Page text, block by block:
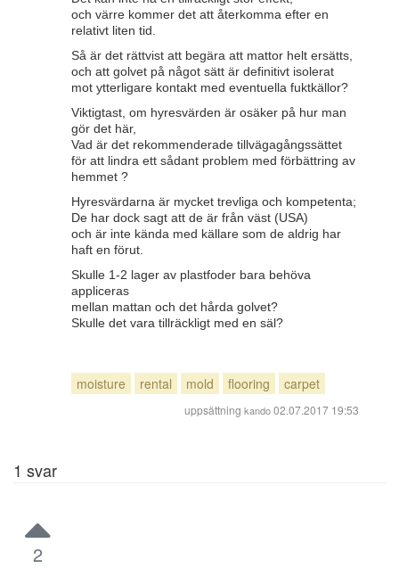
och värre kommer det att återkomma efter en
relativt liten tid.
Så är det rättvist att begära att mattor helt ersätts,
och att golvet på något sätt är definitivt isolerat
mot ytterligare kontakt med eventuella fuktkällor?
Viktigtast, om hyresvärden är osäker på hur man
gör det här,
Vad är det rekommenderade tillvägagångssättet
för att lindra ett sådant problem med förbättring av
hemmet ?
Hyresvärdarna är mycket trevliga och kompetenta;
De har dock sagt att de är från väst (USA)
och är inte kända med källare som de aldrig har
haft en förut.
Skulle 1-2 lager av plastfoder bara behöva
appliceras
mellan mattan och det hårda golvet?
Skulle det vara tillräckligt med en säl?
moisture rental mold flooring carpet
uppsättning kando02.07.2017 19:53
1 svar
2